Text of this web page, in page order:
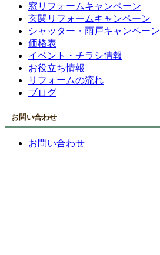
窓リフォームキャンペーン
玄関リフォームキャンペーン
シャッター・雨戸キャンペーン
価格表
イベント・チラシ情報
お役立ち情報
リフォームの流れ
ブログ
お問い合わせ
お問い合わせ